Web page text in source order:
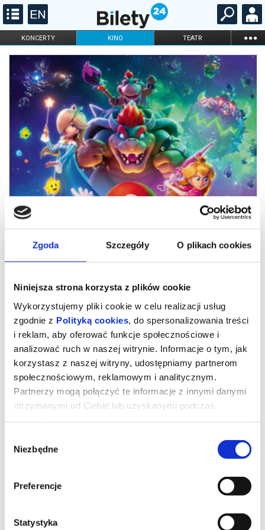
Zgoda Szczegóły O plikach cookies
Niniejsza strona korzysta z plików cookie
Wykorzystujemy pliki cookie w celu realizacji usług
zgodnie z Polityką cookies , do spersonalizowania treści
i reklam, aby oferować funkcje społecznościowe i
analizować ruch w naszej witrynie. Informacje o tym, jak
korzystasz z naszej witryny, udostępniamy partnerom
społecznościowym, reklamowym i analitycznym.
Partnerzy mogą połączyć te informacje z innymi danymi
otrzymanymi od Ciebie lub uzyskanymi podczas
zgody
Niezbędne
Preferencje
Statystyka
KONCERTY KINO TEATR ...
FILHARMONIA OPERA I BALET
STAND-UP
DLA DZIECI
ONLINE KARNETY
Super Mario Galaxy Film (Dubbing)
Po tym jak Mario i Luigi udaremnili plan Bowser na poślubienie
Księżniczki Peach, muszą teraz zmierzyć się z nowym
zagrożeniem ze strony jego syna. Bowser Jr. jest
Z pomocą starych i nowych sojuszników bracia wyruszają w
międzygwiezdną podróż, przemierzając kolejne planety, aby